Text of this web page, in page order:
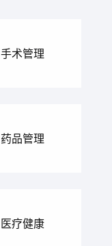
手术管理
药品管理
医疗健康